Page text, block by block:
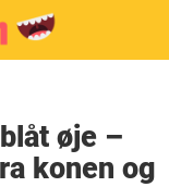
øje –
konen og